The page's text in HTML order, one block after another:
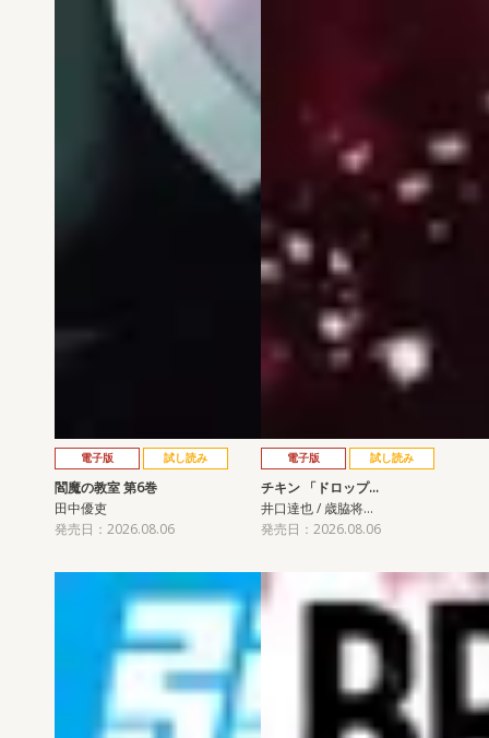
電子版 試し読み
閻魔の教室 第6巻
田中優吏
発売日：2026.08.06
電子版 試し読み
チキン 「ドロップ…
井口達也 / 歳脇将…
発売日：2026.08.06